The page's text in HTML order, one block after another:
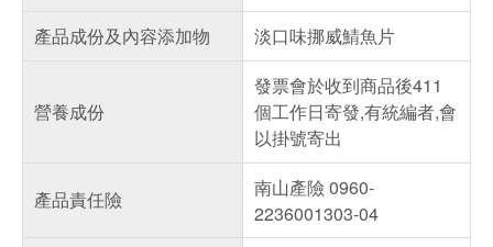
產品成份及內容添加物
淡口味挪威鯖魚片
營養成份
發票會於收到商品後411
個工作日寄發,有統編者,會
以掛號寄出
產品責任險
南山產險 0960-
2236001303-04